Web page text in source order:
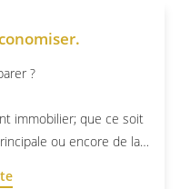
?
immobilier; que ce soit
ou encore de la